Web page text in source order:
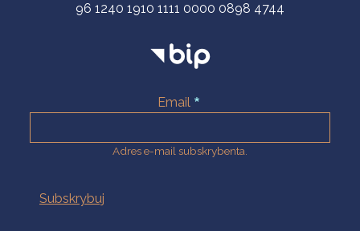
96 1240 1910 1111 0000 0898 4744
Email
Adres e-mail subskrybenta.